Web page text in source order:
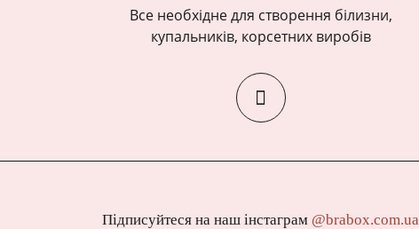
Все необхідне для створення білизни,
купальників, корсетних виробів
Підписуйтеся на наш інстаграм @brabox.com.ua